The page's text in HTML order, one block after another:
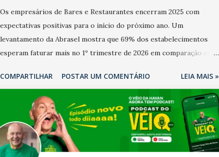
Os empresários de Bares e Restaurantes encerram 2025 com
expectativas positivas para o início do próximo ano. Um
levantamento da Abrasel mostra que 69% dos estabelecimentos
esperam faturar mais no 1º trimestre de 2026 em comparação com
ano, 56% também projetam crescimento (foto Helena Lopes). A
confiança do setor é sustentada principalmente pelo desempenho
recente das empresas, impulsionado pelas confraternizações de
fim de ano e pelo pagamento do 13º Salário para um número maior
de trabalhadores, já que o país tem a menor taxa de desemprego
dos anos recentes. Ainda segundo a Pesquisa, em novembro de
COMPARTILHAR POSTAR UM COMENTÁRIO LEIA MAIS »